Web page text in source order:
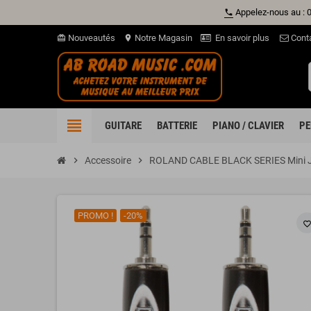
phone Appelez-nous au :
card_giftcard Nouveautés location_on Notre Magasin En savoir plus
view_headline GUITARE BATTERIE PIANO / CLAVIER
chevron_right Accessoire chevron_right ROLAND CABLE BLACK SERIES
favorite_border
PROMO ! -20%